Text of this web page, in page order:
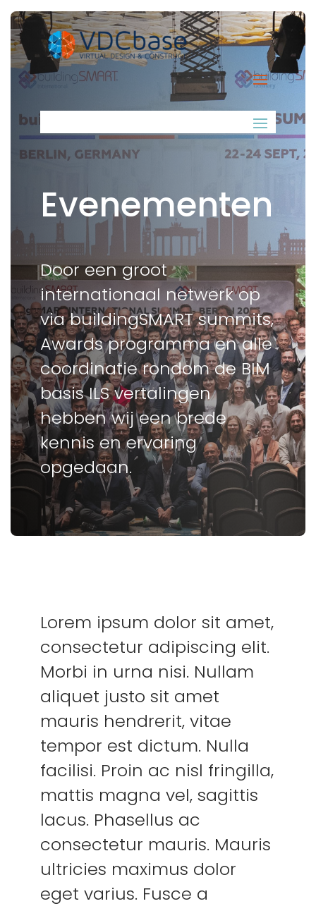
Evenementen
Door een groot
internationaal netwerk op
viabuildingSMART summits,
Awards programma en alle
coordinatie rondom de BIM
basis ILS vertalingen
hebben wij een brede
kennis en ervaring
opgedaan.
Lorem ipsum dolor sit amet,
consectetur adipiscing elit.
Morbi in urna nisi. Nullam
aliquet justo sit amet
mauris hendrerit, vitae
tempor est dictum. Nulla
facilisi. Proin ac nisl fringilla,
mattis magna vel, sagittis
lacus. Phasellus ac
consectetur mauris. Mauris
ultricies maximus dolor
eget varius. Fusce a